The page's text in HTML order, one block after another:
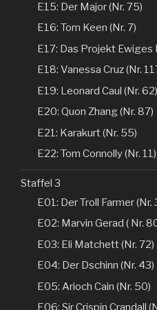
E15: Der Major (Nr. 75)
E16: Tom Keen (Nr. 7)
E17: Das Projekt Ewiges
E18: Vanessa Cruz (Nr.
E19: Leonard Caul (Nr. 62)
E20: Quon Zhang (Nr. 87)
E21: Karakurt (Nr. 55)
E22: Tom Connolly (Nr. 11)
Staffel 3
E01: Der Troll Farmer (Nr.
E02: Marvin Gerad ( Nr.
E03: Eli Matchett (Nr. 72)
E04: Der Dschinn (Nr. 43)
E05: Arioch Cain (Nr. 50)
E06: Sir Crispin Crandall